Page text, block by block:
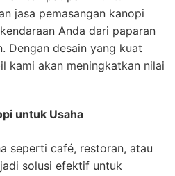
jasa pemasangan kanopi
Anda dari paparan
Dengan desain yang kuat
kami akan meningkatkan nilai
untuk Usaha
seperti café, restoran, atau
solusi efektif untuk